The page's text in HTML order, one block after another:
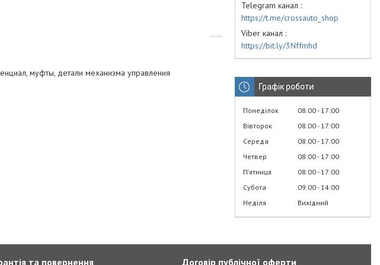
муфты, детали механизма управления
Telegram канал
https://t.me/crossauto_shop
Viber канал
https://bit.ly/3Nffmhd
Графік роботи
Понеділок 08:00 17:00
Вівторок
08:00 17:00
Середа
08:00 17:00
Четвер
08:00 17:00
Пʼятниця
08:00 17:00
Субота
09:00 14:00
Неділя
Вихідний
та повернення Договір публічної оферти